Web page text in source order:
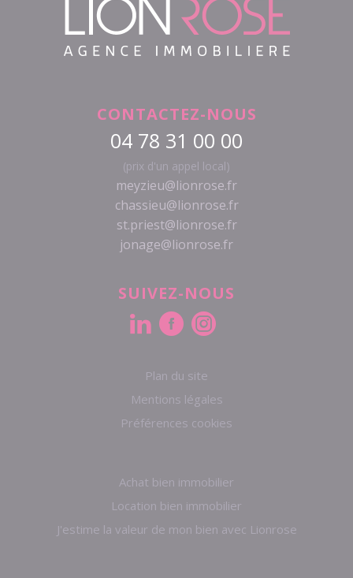
Plan du site
Mentions légales
Préférences cookies
Achat bien immobilier
Location bien immobilier
J'estime la valeur de mon bien avec Lionrose
CONTACTEZ-NOUS
04 78 31 00 00
(prix d'un appel local)
meyzieu@lionrose.fr
chassieu@lionrose.fr
st.priest@lionrose.fr
jonage@lionrose.fr
SUIVEZ-NOUS